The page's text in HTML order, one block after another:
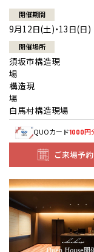
開催期間
9月12日(土)・13日(日)
開催場所
須坂市構造現
場 上
構造現
白馬村構
QUOカード1000円
ご来場予約